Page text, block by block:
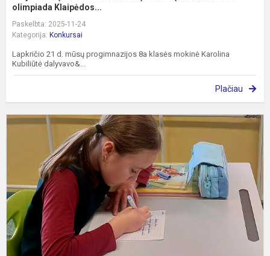
olimpiada Klaipėdos...
Paskelbta: 2025-11-24
Kategorija: Konkursai
Lapkričio 21 d. mūsų progimnazijos 8a klasės mokinė Karolina
Kubiliūtė dalyvavo&...
Plačiau